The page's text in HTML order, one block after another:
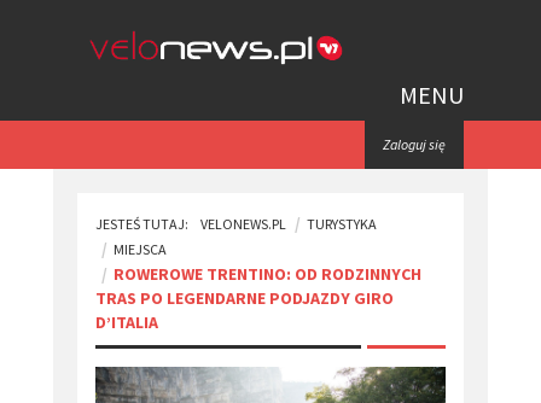
MENU
Zaloguj się
JESTEŚ TUTAJ: VELONEWS.PL
TURYSTYKA
MIEJSCA
​ROWEROWE TRENTINO: OD RODZINNYCH
TRAS PO LEGENDARNE PODJAZDY GIRO
D’ITALIA